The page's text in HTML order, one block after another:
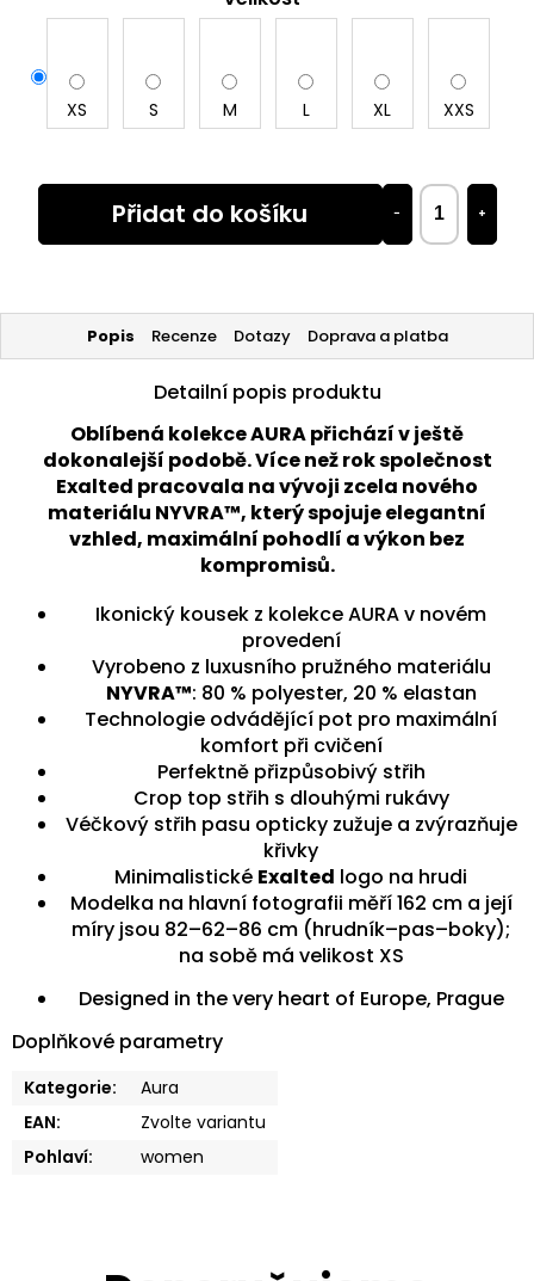
XS S M L XL XXS
+
−
Přidat do košíku
Popis Recenze Dotazy Doprava a platba
Detailní popis produktu
Oblíbená kolekce AURA přichází v ještě
dokonalejší podobě. Více než rok společnost
Exalted pracovala na vývoji zcela nového
materiálu NYVRA™, který spojuje elegantní
vzhled, maximální pohodlí a výkon bez
kompromisů.
Ikonický kousek z kolekce AURA v novém
provedení
Vyrobeno z luxusního pružného materiálu
NYVRA™: 80 % polyester, 20 % elastan
Technologie odvádějící pot pro maximální
komfort při cvičení
Perfektně přizpůsobivý střih
Crop top střih s dlouhými rukávy
Véčkový střih pasu opticky zužuje a zvýrazňuje
křivky
Minimalistické Exalted logo na hrudi
Modelka na hlavní fotografii měří 162 cm a její
míry jsou 82–62–86 cm (hrudník–pas–boky);
na sobě má velikost XS
Designed in the very heart of Europe, Prague
Doplňkové parametry
Kategorie:
Aura
EAN:
Zvolte variantu
Pohlaví: women